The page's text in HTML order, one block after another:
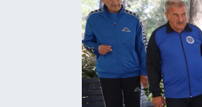
Röportaj
Video Galeri